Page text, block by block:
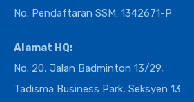
No. Pendaftaran SSM: 1342671-P
Alamat HQ:
No. 20, Jalan Badminton 13/29,
Tadisma Business Park, Seksyen 13